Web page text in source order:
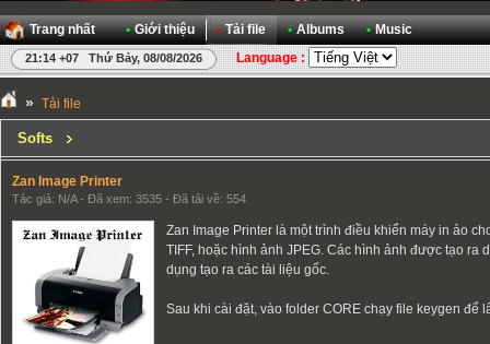
Trang nhất • Giới thiệu • Tải file • Albums • Music
21:14 +07 Thứ Bảy, 08/08/2026 Language :
» Tải file
Softs
Zan Image Printer
Tác giả: N/A - Đã xem: 3535 - Đã tải về: 554
Zan Image Printer là một trình điều khiển máy in ảo
TIFF, hoặc hình ảnh JPEG. Các hình ảnh được tạo ra
dụng tạo ra các tài liệu gốc.
Sau khi cài đặt, vào folder CORE chạy file keygen để